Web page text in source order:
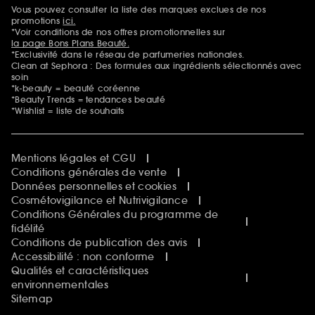
Sephora Beautiful Club
Clean at Sephora
Idées & Inspirations Beauté
Mentions additionnelles
Vous pouvez consulter la liste des marques exclues de nos
promotionsici.
*Voir conditions de nos offres promotionnelles sur
la page Bons Plans Beauté.
*Exclusivité dans le réseau de parfumeries nationales.
Clean at Sephora : Des formules aux ingrédients sélectionnés avec
soin
*k-beauty = beauté coréenne
*Beauty Trends = tendances beauté
*Wishlist = liste de souhaits
Mentions légales et CGU
Conditions générales de vente
Données personnelles et cookies
Cosmétovigilance et Nutrivigilance
Conditions Générales du programme de
fidélité
Conditions de publication des avis
Accessibilité : non conforme
Qualités et caractéristiques
environnementales
Sitemap